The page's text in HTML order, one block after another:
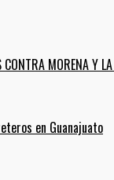
MORENA Y
en Guanajuato